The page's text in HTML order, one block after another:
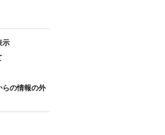
示
らの情報の外